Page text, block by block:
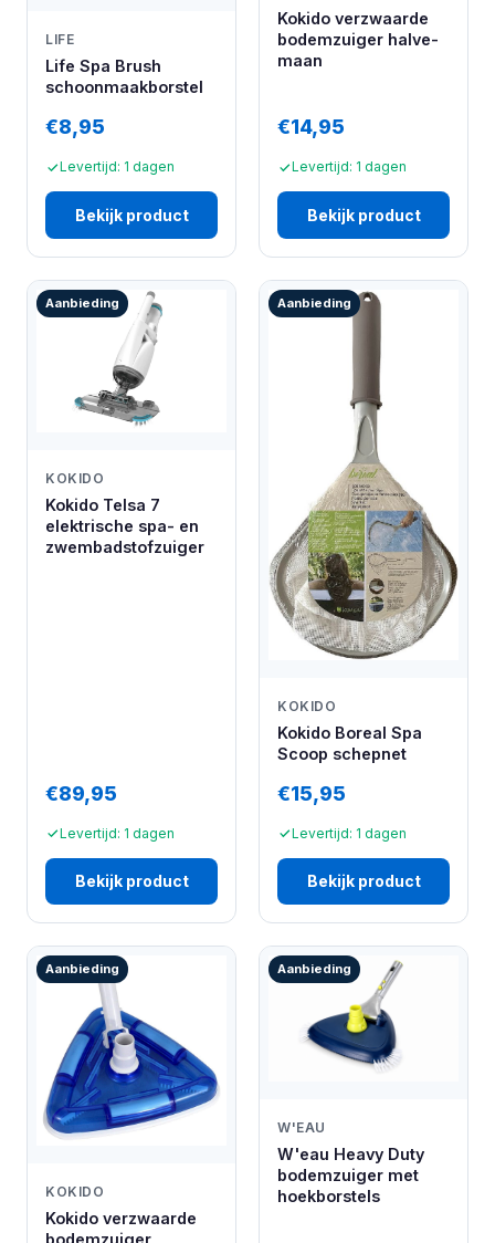
LIFE
Life Spa Brush
schoonmaakborstel
€8,95
Levertijd: 1 dagen
Bekijk product
Kokido verzwaarde
bodemzuiger halve-
maan
€14,95
Levertijd: 1 dagen
Bekijk product
Aanbieding
KOKIDO
Kokido Telsa 7
elektrische spa- en
zwembadstofzuiger
€89,95
Levertijd: 1 dagen
Bekijk product
Aanbieding
KOKIDO
Kokido Boreal Spa
Scoop schepnet
€15,95
Levertijd: 1 dagen
Bekijk product
Aanbieding
KOKIDO
Kokido verzwaarde
bodemzuiger
Aanbieding
W'EAU
W'eau Heavy Duty
bodemzuiger met
hoekborstels